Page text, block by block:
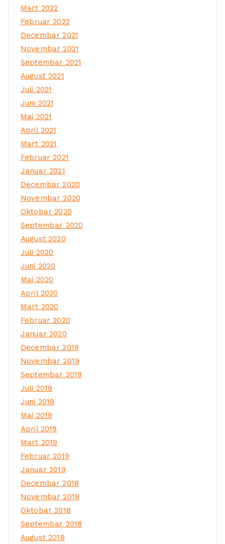
Mart 2022
Februar 2022
Decembar 2021
Novembar 2021
Septembar 2021
August 2021
Juli 2021
Juni 2021
Maj 2021
April 2021
Mart 2021
Februar 2021
Januar 2021
Decembar 2020
Novembar 2020
Oktobar 2020
Septembar 2020
August 2020
Juli 2020
Juni 2020
Maj 2020
April 2020
Mart 2020
Februar 2020
Januar 2020
Decembar 2019
Novembar 2019
Septembar 2019
Juli 2019
Juni 2019
Maj 2019
April 2019
Mart 2019
Februar 2019
Januar 2019
Decembar 2018
Novembar 2018
Oktobar 2018
Septembar 2018
August 2018